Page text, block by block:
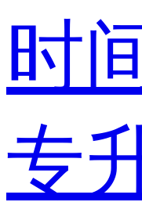
时
专